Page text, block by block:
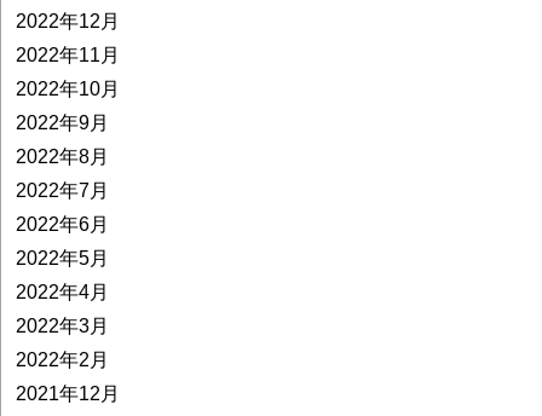
2022年12月
2022年11月
2022年10月
2022年9月
2022年8月
2022年7月
2022年6月
2022年5月
2022年4月
2022年3月
2022年2月
2021年12月